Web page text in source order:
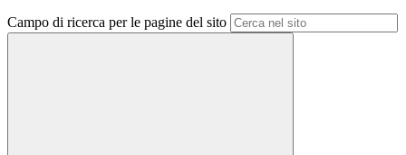
Campo di ricerca per le pagine del sito